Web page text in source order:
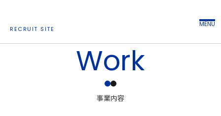
RECRUIT SITE
MENU
Work
事業内容